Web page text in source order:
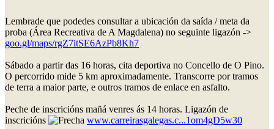
Lembrade que podedes consultar a ubicación da saída / meta da
proba (Área Recreativa de A Magdalena) no seguinte ligazón ->
goo.gl/maps/rgZ7itSE6AzPb8Kh7
Sábado a partir das 16 horas, cita deportiva no Concello de O Pino.
O percorrido mide 5 km aproximadamente. Transcorre por tramos
de terra a maior parte, e outros tramos de enlace en asfalto.
Peche de inscricións mañá venres ás 14 horas. Ligazón de
inscricións
www.carreirasgalegas.c...1om4gD5w30